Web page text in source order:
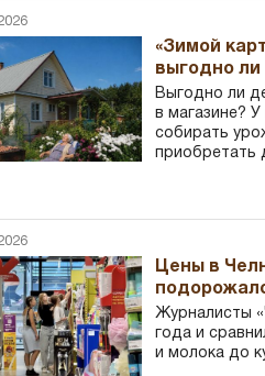
«Зимой
выгодно ли
Выгодно ли
в магазине?
собирать
приобретать
Цены в
Журналисты
года и
и молока до